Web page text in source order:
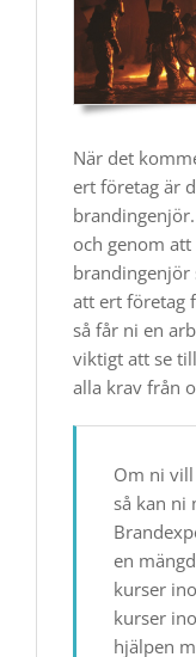
När det
ert företag är
och genom
brandingenjör
att ert företag
så får ni en
viktigt att se
alla krav från
Om ni
så kan ni
en
kurser
kurser
hjälpen